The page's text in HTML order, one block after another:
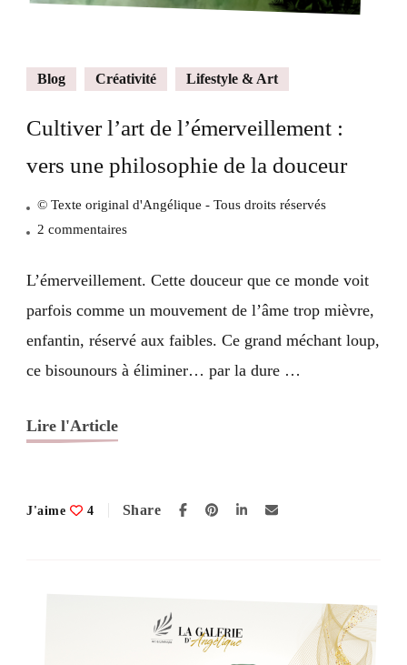
Blog Créativité Lifestyle & Art
Cultiver l’art de l’émerveillement :
vers une philosophie de la douceur
© Texte original d'Angélique - Tous droits réservés
2 commentairessur
l’art
vers
une
L’émerveillement. Cette douceur que ce monde voit
parfois comme un mouvement de l’âme trop mièvre,
enfantin, réservé aux faibles. Ce grand méchant loup,
ce bisounours à éliminer… par la dure …
Lire l'Article
J'aime 4 Share